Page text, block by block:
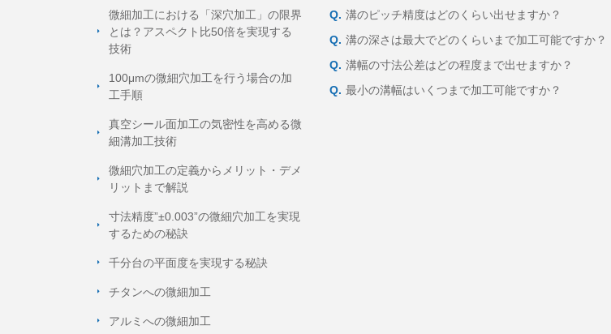
Q. 溝のピッチ精度はどのくらい出せますか？
Q. 溝の深さは最大でどのくらいまで加工可能ですか？
Q. 溝幅の寸法公差はどの程度まで出せますか？
Q. 最小の溝幅はいくつまで加工可能ですか？
微細加工における「深穴加工」の限界
とは？アスペクト比50倍を実現する
技術
100μmの微細穴加工を行う場合の加
工手順
真空シール面加工の気密性を高める微
細溝加工技術
微細穴加工の定義からメリット・デメ
リットまで解説
寸法精度”±0.003”の微細穴加工を実現
するための秘訣
千分台の平面度を実現する秘訣
チタンへの微細加工
アルミへの微細加工